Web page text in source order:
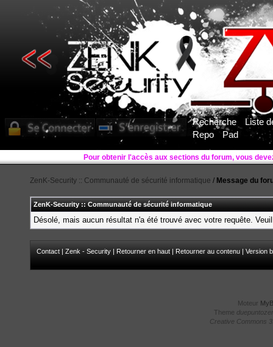
Recherche
Liste
Repo
Pad
Pour obtenir l'accès aux sections du forum, vous
ZenK-Security :: Communauté de sécurité informatique / Message du
ZenK-Security :: Communauté de sécurité informatique
Désolé, mais aucun résultat n'a été trouvé avec votre requête.
Contact | Zenk - Security | Retourner en haut | Retourner au contenu | Version
Moteur
Theme
Creative Commons